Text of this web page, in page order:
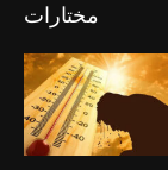
مختارات